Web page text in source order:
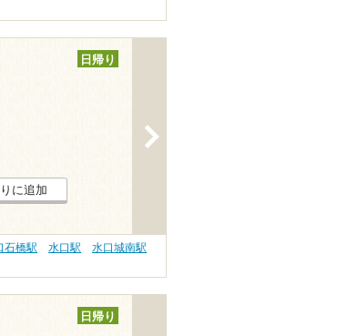
日帰り
に追加
石橋駅 水口駅
水口城南駅
日帰り